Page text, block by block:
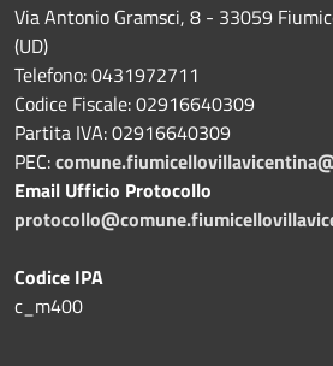
Via Antonio Gramsci, 8 - 33059
(UD)
Telefono: 0431972711
Codice Fiscale: 02916640309
Partita IVA: 02916640309
PEC:
Email Ufficio Protocollo
Codice IPA
c_m400